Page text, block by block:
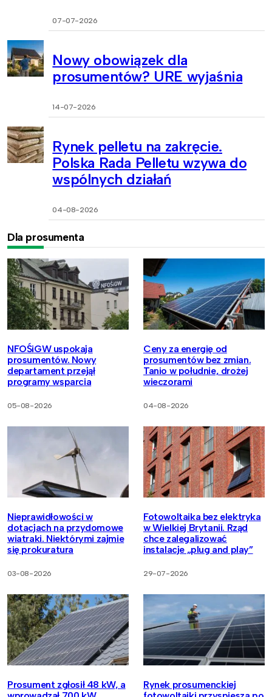
07-07-2026
Nowy obowiązek dla
prosumentów? URE wyjaśnia
14-07-2026
Rynek pelletu na zakręcie.
Polska Rada Pelletu wzywa do
wspólnych działań
04-08-2026
Dla prosumenta
NFOŚiGW uspokaja
prosumentów. Nowy
departament przejął
programy wsparcia
05-08-2026
Ceny za energię od
prosumentów bez zmian.
Tanio w południe, drożej
wieczorami
04-08-2026
Nieprawidłowości w
dotacjach na przydomowe
wiatraki. Niektórymi zajmie
się prokuratura
03-08-2026
Fotowoltaika bez elektryka
w Wielkiej Brytanii. Rząd
chce zalegalizować
instalacje „plug and play”
29-07-2026
Prosument zgłosił 48 kW, a
Rynek prosumenckiej